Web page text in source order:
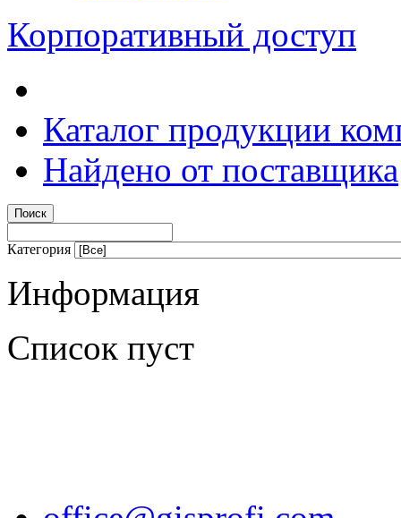
Корпоративный доступ
Каталог продукции
Найдено от поставщика
Категория
Информация
Список пуст